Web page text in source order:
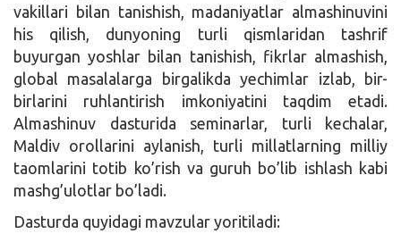
vakillari bilan tanishish, madaniyatlar almashinuvini
his qilish, dunyoning turli qismlaridan tashrif
buyurgan yoshlar bilan tanishish, fikrlar almashish,
global masalalarga birgalikda yechimlar izlab, bir-
birlarini ruhlantirish imkoniyatini taqdim etadi.
Almashinuv dasturida seminarlar, turli kechalar,
Maldiv orollarini aylanish, turli millatlarning milliy
taomlarini totib ko’rish va guruh bo’lib ishlash kabi
mashg’ulotlar bo’ladi.
Dasturda quyidagi mavzular yoritiladi: